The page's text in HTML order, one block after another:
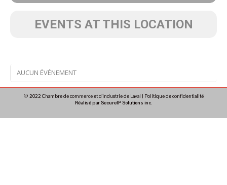
EVENTS AT THIS LOCATION
AUCUN ÉVÉNEMENT
© 2022 Chambre de commerce et d'industrie de Laval | Politique de confidentialité
Réalisé par SecureIP Solutions inc.